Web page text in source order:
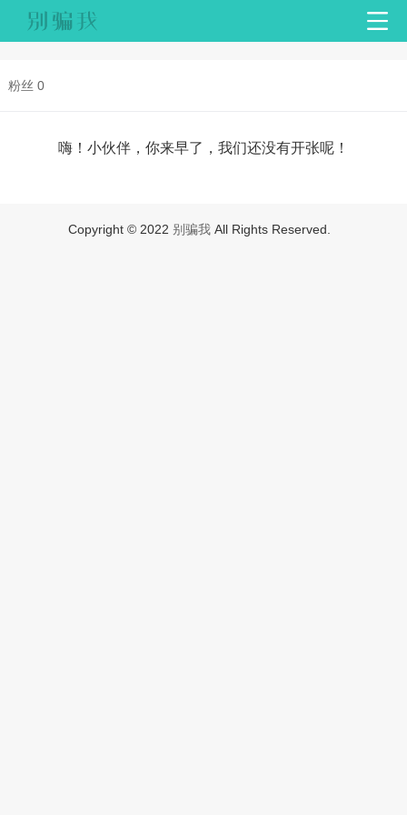
粉丝 0
嗨！小伙伴，你来早了，我们还没有开张呢！
Copyright © 2022 别骗我All Rights Reserved.